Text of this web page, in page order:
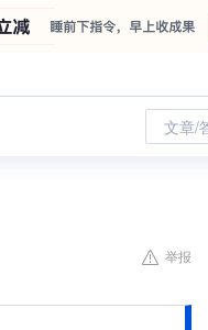
文章/
举报